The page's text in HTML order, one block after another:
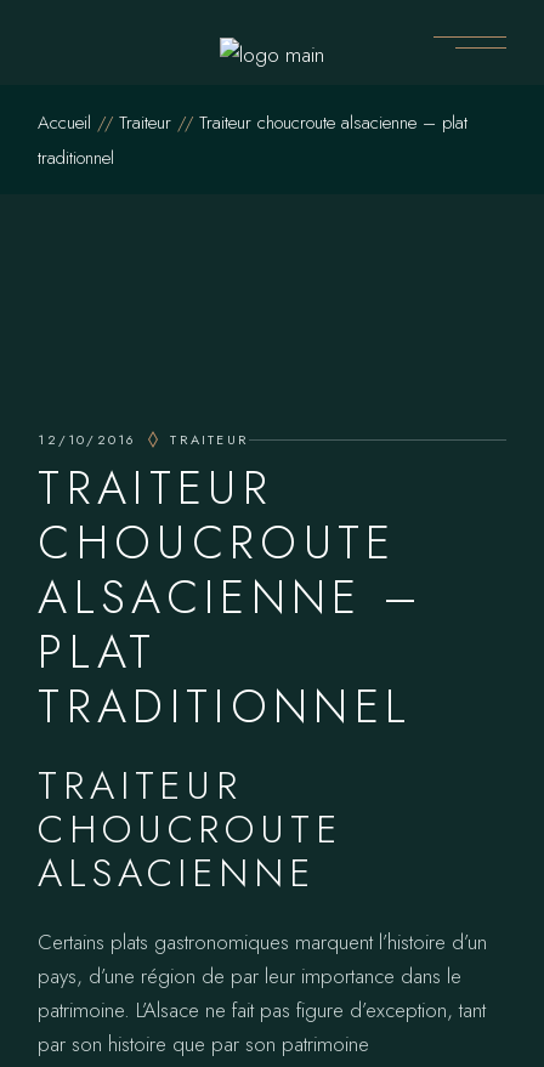
Accueil Traiteur
Traiteur choucroute alsacienne – plat
traditionnel
12/10/2016 TRAITEUR
TRAITEUR
CHOUCROUTE
ALSACIENNE –
PLAT
TRADITIONNEL
TRAITEUR
CHOUCROUTE
ALSACIENNE
Certains plats gastronomiques marquent l’histoire d’un
pays, d’une région de par leur importance dans le
patrimoine. L’Alsace ne fait pas figure d’exception, tant
par son histoire que par son patrimoine